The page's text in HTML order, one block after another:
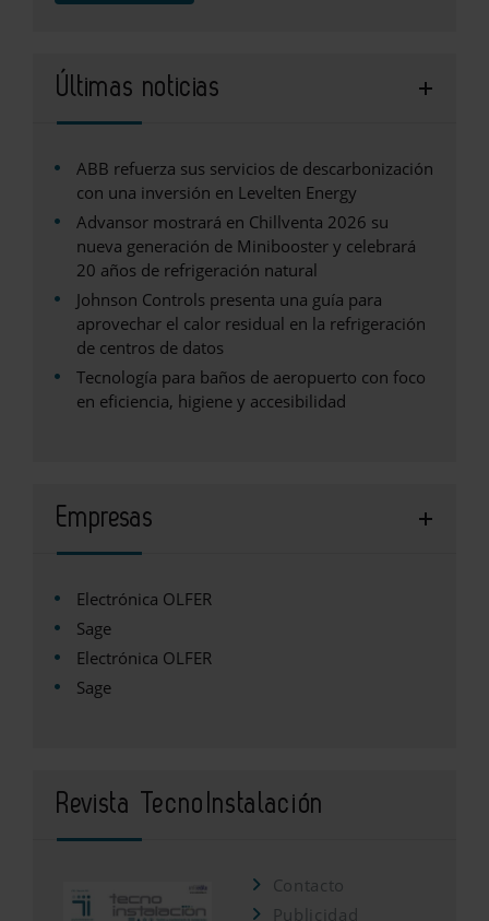
Últimas noticias
ABB refuerza sus servicios de descarbonización
con una inversión en Levelten Energy
Advansor mostrará en Chillventa 2026 su
nueva generación de Minibooster y celebrará
20 años de refrigeración natural
Johnson Controls presenta una guía para
aprovechar el calor residual en la refrigeración
de centros de datos
Tecnología para baños de aeropuerto con foco
en eficiencia, higiene y accesibilidad
Empresas
Electrónica OLFER
Sage
Electrónica OLFER
Sage
Revista TecnoInstalación
Contacto
Publicidad